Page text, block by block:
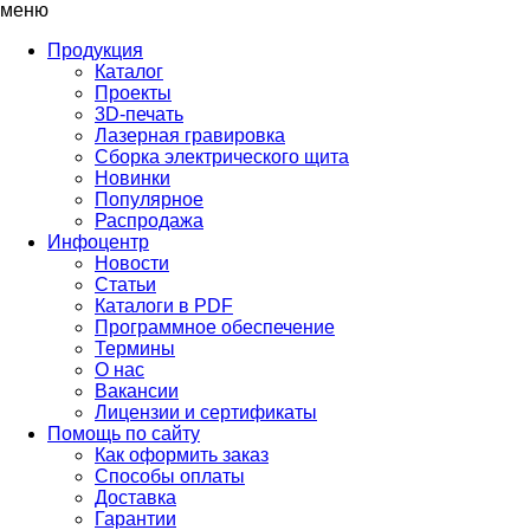
меню
Продукция
Каталог
Проекты
3D-печать
Лазерная гравировка
Сборка электрического щита
Новинки
Популярное
Распродажа
Инфоцентр
Новости
Статьи
Каталоги в PDF
Программное обеспечение
Термины
О нас
Вакансии
Лицензии и сертификаты
Помощь по сайту
Как оформить заказ
Способы оплаты
Доставка
Гарантии